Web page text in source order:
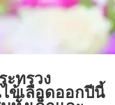
ะทรวง
ข้เลือดออกปีนี้